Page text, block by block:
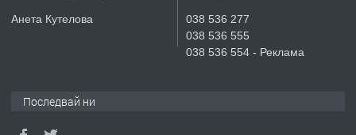
№4119 Едностаен обзаведен
Анета Кутелова
038 536 277
038 536 555
038 536 554 - Реклама
Последвай ни